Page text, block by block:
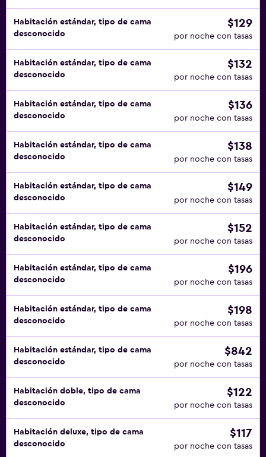
Habitación estándar, tipo de cama
desconocido
$129
por noche con tasas
Habitación estándar, tipo de cama
desconocido
$132
por noche con tasas
Habitación estándar, tipo de cama
desconocido
$136
por noche con tasas
Habitación estándar, tipo de cama
desconocido
$138
por noche con tasas
Habitación estándar, tipo de cama
desconocido
$149
por noche con tasas
Habitación estándar, tipo de cama
desconocido
$152
por noche con tasas
Habitación estándar, tipo de cama
desconocido
$196
por noche con tasas
Habitación estándar, tipo de cama
desconocido
$198
por noche con tasas
Habitación estándar, tipo de cama
desconocido
$842
por noche con tasas
Habitación doble, tipo de cama
desconocido
$122
por noche con tasas
Habitación deluxe, tipo de cama
desconocido
$117
por noche con tasas